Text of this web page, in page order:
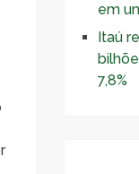
em
Itaú
7,8%